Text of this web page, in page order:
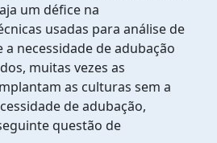
um défice na
usadas para análise de
necessidade de adubação
muitas vezes as
as culturas sem a
de adubação,
questão de